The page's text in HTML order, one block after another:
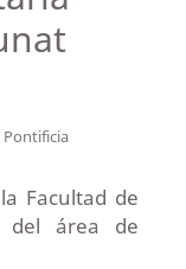
Pontificia
Facultad de
del área de